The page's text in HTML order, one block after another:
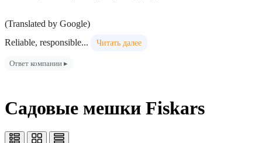
(Translated by Google)
Reliable, responsible...
Читать далее
Ответ компании ▸
Садовые мешки Fiskars